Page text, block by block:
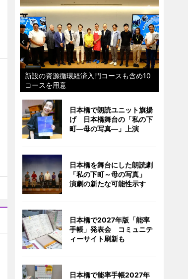
新設の資源循環経済入門コースも含め10
コースを用意
日本橋で朗読ユニット旗揚
げ 日本橋舞台の「私の下
町―母の写真―」上演
日本橋を舞台にした朗読劇
「私の下町～母の写真」
演劇の新たな可能性示す
日本橋で2027年版「能率
手帳」発表会 コミュニテ
ィーサイト刷新も
日本橋で能率手帳2027年